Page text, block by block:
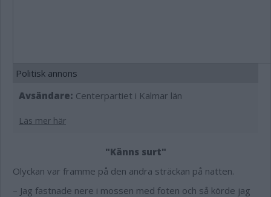
Politisk annons
Avsändare: Centerpartiet i Kalmar län
Läs mer här
"Känns surt"
Olyckan var framme på den andra sträckan på natten.
– Jag fastnade nere i mossen med foten och så körde jag